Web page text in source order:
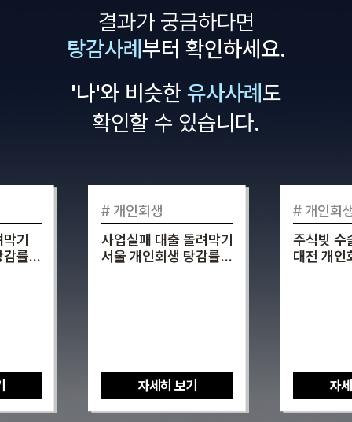
결과가 궁금하다면
탕감사례 부터 확인하세요.
'나'와 비슷한 유사사례 도
확인할 수 있습니다.
사업실패 대출 돌려막기
서울 개인회생 탕감률
주식빚 수술비 돌려막기
대전 개인회생 탕감률